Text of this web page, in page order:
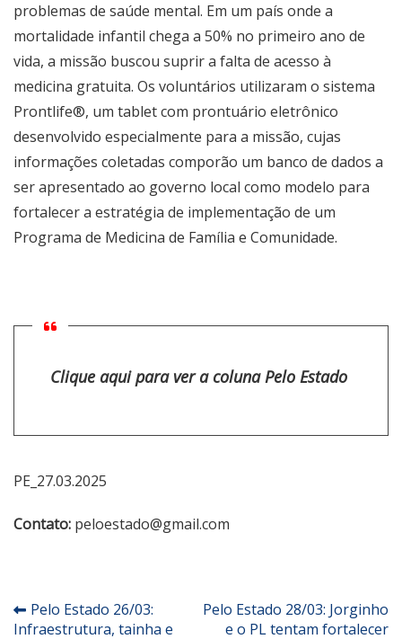
problemas de saúde mental. Em um país onde a
mortalidade infantil chega a 50% no primeiro ano de
vida, a missão buscou suprir a falta de acesso à
medicina gratuita. Os voluntários utilizaram o sistema
Prontlife®, um tablet com prontuário eletrônico
desenvolvido especialmente para a missão, cujas
informações coletadas comporão um banco de dados a
ser apresentado ao governo local como modelo para
fortalecer a estratégia de implementação de um
Programa de Medicina de Família e Comunidade.
Clique aqui para ver a coluna Pelo Estado
PE_27.03.2025
Contato: peloestado@gmail.com
Navegação
Pelo Estado 26/03:
Infraestrutura, tainha e
Pelo Estado 28/03: Jorginho
e o PL tentam fortalecer